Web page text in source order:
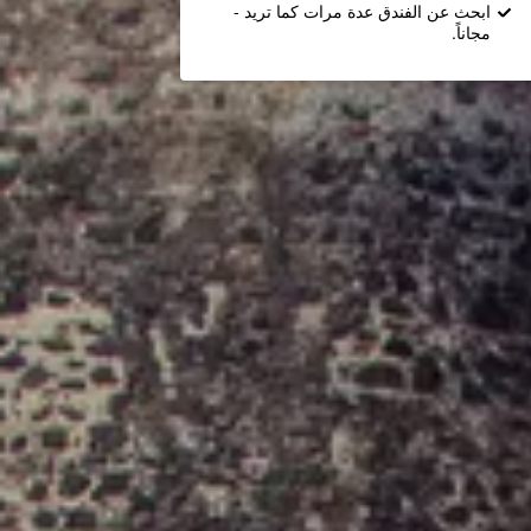
ابحث عن الفندق عدة مرات كما تريد -
مجاناً.